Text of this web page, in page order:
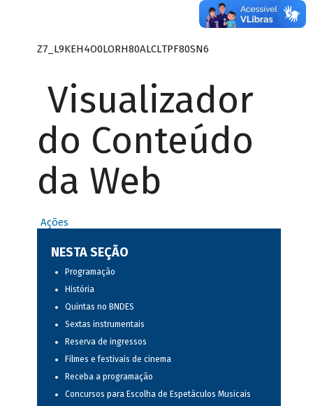
Z7_L9KEH4O0LORH80ALCLTPF80SN6
Visualizador
do Conteúdo
da Web
Ações
NESTA SEÇÃO
Programação
História
Quintas no BNDES
Sextas instrumentais
Reserva de ingressos
Filmes e festivais de cinema
Receba a programação
Concursos para Escolha de Espetáculos Musicais